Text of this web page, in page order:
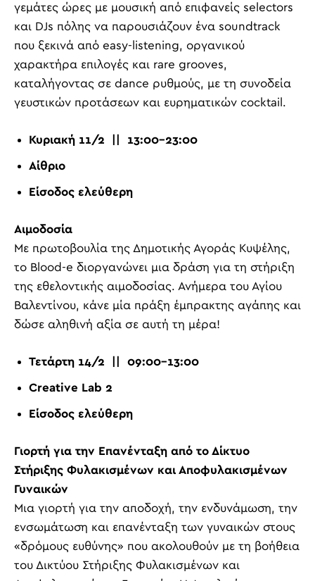
γεμάτες ώρες με μουσική από επιφανείς selectors
και DJs πόλης να παρουσιάζουν ένα soundtrack
που ξεκινά από easy-listening, οργανικού
χαρακτήρα επιλογές και rare grooves,
καταλήγοντας σε dance ρυθμούς, με τη συνοδεία
γευστικών προτάσεων και ευρηματικών cocktail.
Κυριακή 11/2 || 13:00-23:00
Αίθριο
Είσοδος ελεύθερη
Αιμοδοσία
Με πρωτοβουλία της Δημοτικής Αγοράς Κυψέλης,
το Blood-e διοργανώνει μια δράση για τη στήριξη
της εθελοντικής αιμοδοσίας. Ανήμερα του Αγίου
Βαλεντίνου, κάνε μία πράξη έμπρακτης αγάπης και
δώσε αληθινή αξία σε αυτή τη μέρα!
Τετάρτη 14/2 || 09:00-13:00
Creative Lab 2
Είσοδος ελεύθερη
Γιορτή για την Επανένταξη από το Δίκτυο
Στήριξης Φυλακισμένων και Αποφυλακισμένων
Γυναικών
Μια γιορτή για την αποδοχή, την ενδυνάμωση, την
ενσωμάτωση και επανένταξη των γυναικών στους
«δρόμους ευθύνης» που ακολουθούν με τη βοήθεια
του Δικτύου Στήριξης Φυλακισμένων και